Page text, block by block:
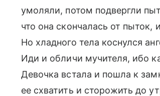
умоляли, потом подвергли
что она скончалась от пыток,
Но хладного тела коснулся
Иди и обличи мучителя, ибо
Девочка встала и пошла к
ее схватить и сторожить до